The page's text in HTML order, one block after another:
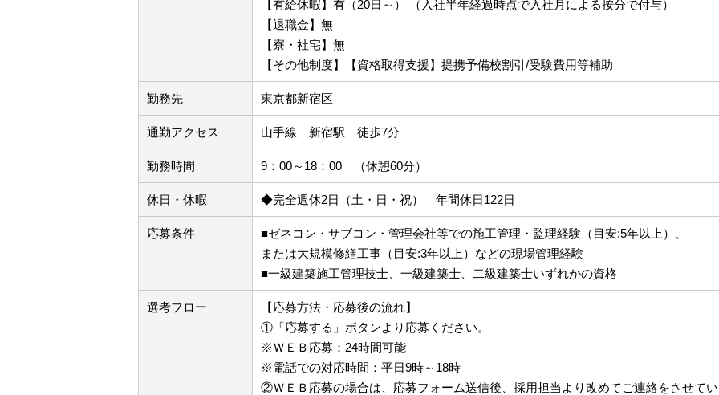
【有給休暇】有（20日～） （入社半年経過時点で入社月による按分で付与）
【退職金】無
【寮・社宅】無
【その他制度】【資格取得支援】提携予備校割引/受験費用等補助
勤務先 東京都新宿区
通勤アクセス 山手線 新宿駅 徒歩7分
勤務時間 9：00～18：00 （休憩60分）
休日・休暇 ◆完全週休2日（土・日・祝） 年間休日122日
応募条件
■ゼネコン・サブコン・管理会社等での施工管理・監理経験（目安:5年以上）、
または大規模修繕工事（目安:3年以上）などの現場管理経験
■一級建築施工管理技士、一級建築士、二級建築士いずれかの資格
選考フロー
【応募方法・応募後の流れ】
①「応募する」ボタンより応募ください。
※ＷＥＢ応募：24時間可能
※電話での対応時間：平日9時～18時
②ＷＥＢ応募の場合は、応募フォーム送信後、採用担当より改めてご連絡をさせて